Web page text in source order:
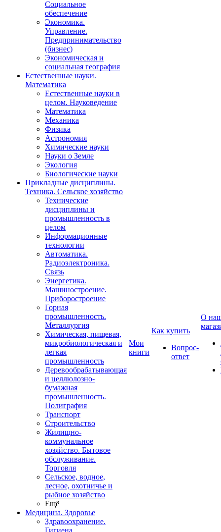
Социальное
обеспечение
Экономика.
Управление.
Предпринимательство
(бизнес)
Экономическая и
социальная география
Естественные науки.
Математика
Естественные науки в
целом. Науковедение
Математика
Механика
Физика
Астрономия
Химические науки
Науки о Земле
Экология
Биологические науки
Прикладные дисциплины.
Техника. Сельское хозяйство
Технические
дисциплины и
промышленность в
целом
Информационные
технологии
Автоматика.
Радиоэлектроника.
Связь
Энергетика.
Машиностроение.
Приборостроение
Горная
промышленность.
Металлургия
Химическая, пищевая,
микробиологическая и
легкая
промышленность
Деревообрабатывающая
и целлюлозно-
бумажная
промышленность.
Полиграфия
Транспорт
Строительство
Жилищно-
коммунальное
хозяйство. Бытовое
обслуживание.
Торговля
Сельское, водное,
лесное, охотничье и
рыбное хозяйство
Ещё
Медицина. Здоровье
Здравоохранение.
Гигиена.
Мои
книги
Как купить
Вопрос-
ответ
О